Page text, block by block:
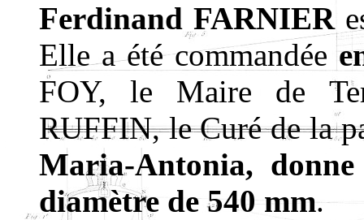
Ferdinand FARNIER
Elle a été commandée
FOY, le Maire de
RUFFIN, le Curé de la
Maria-Antonia,
diamètre de 540 mm.